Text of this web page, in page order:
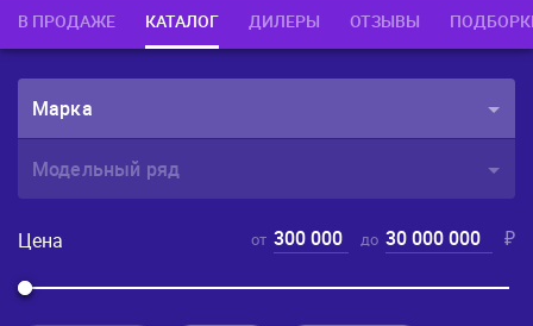
В ПРОДАЖЕ КАТАЛОГ ДИЛЕРЫ ОТЗЫВЫ
Марка
Модельный ряд
Цена от 300 000 до 30 000 000 ₽